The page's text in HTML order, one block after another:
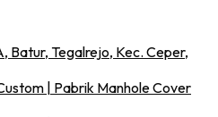
Batur, Tegalrejo, Kec. Ceper,